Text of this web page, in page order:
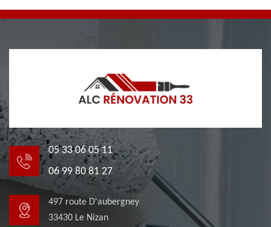
05 33 06 05 11
06 99 80 81 27
497 route D'aubergney
33430 Le Nizan